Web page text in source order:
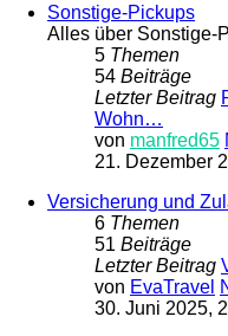
Sonstige-Pickups
Alles über Sonstige-
5 Themen
54 Beiträge
Letzter Beitrag
Wohn…
von manfred65
21. Dezember
Versicherung und
6 Themen
51 Beiträge
Letzter Beitrag
von EvaTravel
30. Juni 2025,